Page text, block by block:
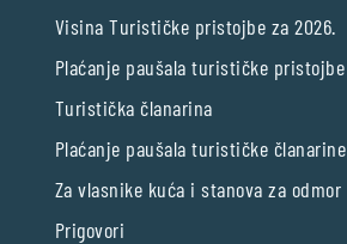
Visina Turističke pristojbe za 2026.
Plaćanje paušala turističke pristojbe
Turistička članarina
Plaćanje paušala turističke članarine
Za vlasnike kuća i stanova za odmor
Prigovori